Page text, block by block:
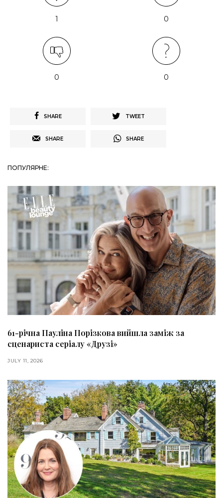
1 0
0 0
SHARE TWEET
SHARE SHARE
ПОПУЛЯРНЕ:
61-річна Пауліна Порізкова вийшла заміж за
сценариста серіалу «Друзі»
JULY 11, 2026